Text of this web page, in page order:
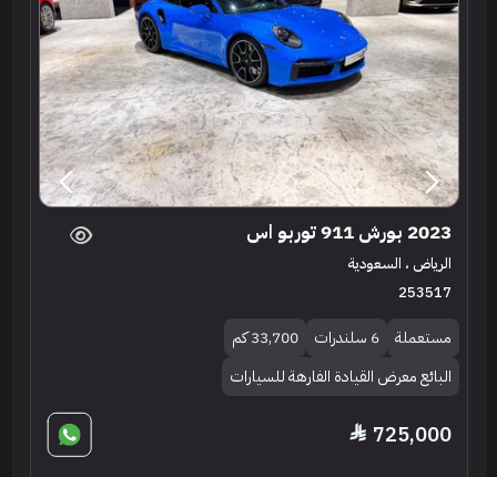
2023 بورش 911 توربو اس
الرياض ، السعودية
253517
مستعملة 6 سلندرات
33,700 كم
البائع معرض القيادة الفارهة للسيارات
725,000